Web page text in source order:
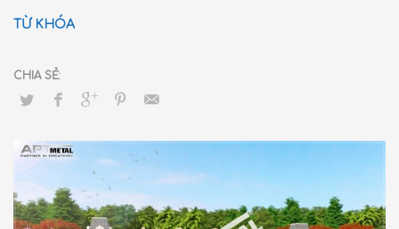
CNC Plasma, máy soi rãnh V CNC, các máy chuyên dụng
nhân lành nghề
vực sau:
thất: Tấm nhôm, tấm inox, thép, đồng…
Sản xuất cung cấp các sản phẩm tủ hộp, tấm, thanh,
máng, cửa thép, vách kim loại, chi tiết cơ khí…
Gia công kim loại theo yêu cầu: Cắt Laser, đột dập
TỪ KHÓA